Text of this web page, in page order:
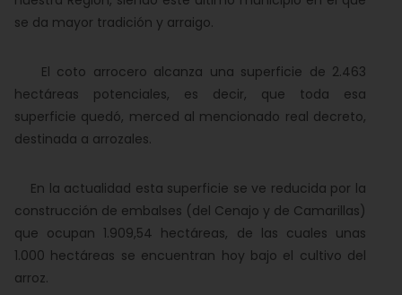
se da mayor tradición y arraigo.
El coto arrocero alcanza una superficie de 2.463
hectáreas potenciales, es decir, que toda esa
superficie quedó, merced al mencionado real decreto,
destinada a arrozales.
En la actualidad esta superficie se ve reducida por la
construcción de embalses (del Cenajo y de Camarillas)
que ocupan 1.909,54 hectáreas, de las cuales unas
1.000 hectáreas se encuentran hoy bajo el cultivo del
arroz.